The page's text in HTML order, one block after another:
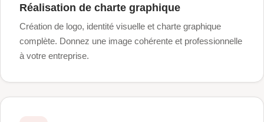
Réalisation de charte graphique
Création de logo, identité visuelle et charte graphique
complète. Donnez une image cohérente et professionnelle
à votre entreprise.